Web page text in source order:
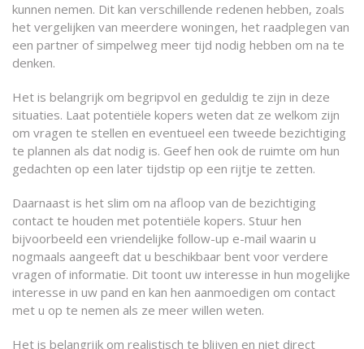
kunnen nemen. Dit kan verschillende redenen hebben, zoals
het vergelijken van meerdere woningen, het raadplegen van
een partner of simpelweg meer tijd nodig hebben om na te
denken.
Het is belangrijk om begripvol en geduldig te zijn in deze
situaties. Laat potentiële kopers weten dat ze welkom zijn
om vragen te stellen en eventueel een tweede bezichtiging
te plannen als dat nodig is. Geef hen ook de ruimte om hun
gedachten op een later tijdstip op een rijtje te zetten.
Daarnaast is het slim om na afloop van de bezichtiging
contact te houden met potentiële kopers. Stuur hen
bijvoorbeeld een vriendelijke follow-up e-mail waarin u
nogmaals aangeeft dat u beschikbaar bent voor verdere
vragen of informatie. Dit toont uw interesse in hun mogelijke
interesse in uw pand en kan hen aanmoedigen om contact
met u op te nemen als ze meer willen weten.
Het is belangrijk om realistisch te blijven en niet direct